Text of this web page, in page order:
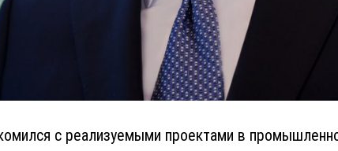
с реализуемыми проектами в